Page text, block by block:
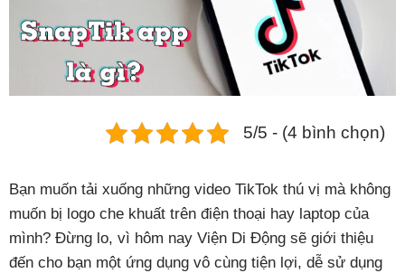
Hệ thống:
Tổng đài:1800.6729(miễn phí)
(Giờ làm việc: 08h00 - 21h00)
Đặt lịch ngay
5/5 - (4 bình chọn)
Bạn muốn tải xuống những video TikTok thú vị mà không
muốn bị logo che khuất trên điện thoại hay laptop của
mình? Đừng lo, vì hôm nay Viện Di Động sẽ giới thiệu
đến cho bạn một ứng dụng vô cùng tiện lợi, dễ sử dụng